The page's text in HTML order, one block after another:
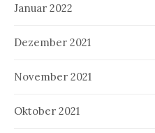
Januar 2022
Dezember 2021
November 2021
Oktober 2021